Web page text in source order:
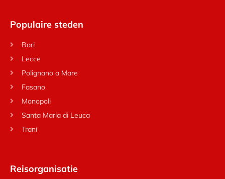
Populaire steden
Bari
Lecce
Polignano a Mare
Fasano
Monopoli
Santa Maria di Leuca
Trani
Reisorganisatie